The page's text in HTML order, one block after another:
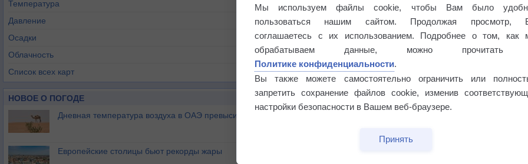
Температура
Давление
Осадки
Облачность
Список всех карт
НОВОЕ О ПОГОДЕ
Дневная температура воздуха в ОАЭ превысила +51°
Европейские столицы бьют рекорды жары
Мы используем файлы cookie, чтобы Вам было
пользоваться нашим сайтом. Продолжая просмотр,
соглашаетесь с их использованием. Подробнее о том, как
обрабатываем данные, можно прочитать
Политике конфиденциальности.
Вы также можете самостоятельно ограничить или
запретить сохранение файлов cookie, изменив
настройки безопасности в Вашем веб-браузере.
Принять